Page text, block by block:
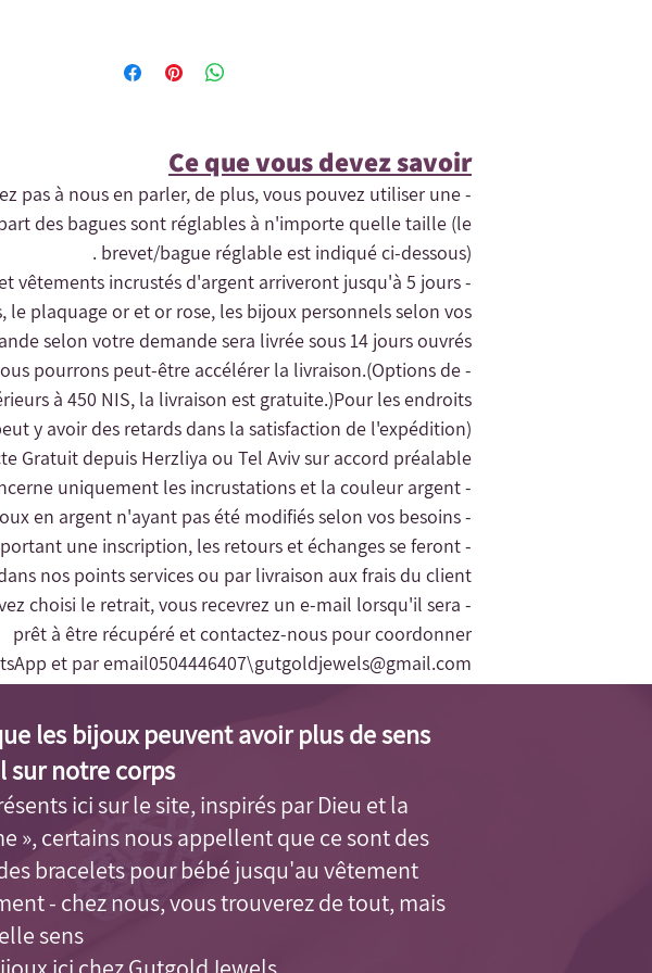
Ce que vous devez savoir​
pas à nous en parler, de plus, vous pouvez utiliser une
des bagues sont réglables à n'importe quelle taille (le
brevet/bague réglable est indiqué ci-dessous) .
vêtements incrustés d'argent arriveront jusqu'à 5 jours
plaquage or et or rose, les bijoux personnels selon vos
selon votre demande sera livrée sous 14 jours ouvrés.
- Si vous avez besoin de la commande rapidement, contactez-nous et nous pourrons peut-être accélérer la livraison.
(Options de
à 450 NIS, la livraison est gratuite.)Pour les endroits
y avoir des retards dans la satisfaction de l'expédition).
Gratuit depuis Herzliya ou Tel Aviv sur accord préalable.
- La garantie des bijoux concerne uniquement les incrustations et la couleur argent.
- Le remplacement des bijoux ne sera accordé que pour les bijoux en argent n'ayant pas été modifiés selon vos besoins
une inscription, les retours et échanges se feront
nos points services ou par livraison aux frais du client.
choisi le retrait, vous recevrez un e-mail lorsqu'il sera
prêt à être récupéré et contactez-nous pour coordonner
et par email0504446407\gutgoldjewels@gmail.com
les bijoux peuvent avoir plus de sens
notre corps.
ici sur le site, inspirés par Dieu et la
», certains nous appellent que ce sont des
bracelets pour bébé jusqu'au vêtement
- chez nous, vous trouverez de tout, mais
sens.